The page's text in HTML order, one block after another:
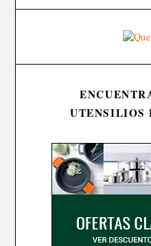
UTENSILIOS